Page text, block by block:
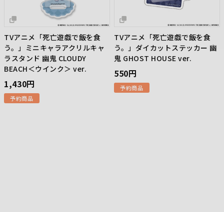
TVアニメ「死亡遊戯で飯を食
う。」ミニキャラアクリルキャ
ラスタンド 幽鬼 CLOUDY
BEACH＜ウインク＞ ver.
1,430円
予約商品
TVアニメ「死亡遊戯で飯を食
う。」ダイカットステッカー 幽
鬼 GHOST HOUSE ver.
550円
予約商品